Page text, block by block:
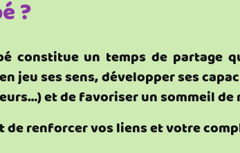
?
constitue un temps de partage
jeu ses sens, développer ses
et de favoriser un sommeil
de renforcer vos liens et votre